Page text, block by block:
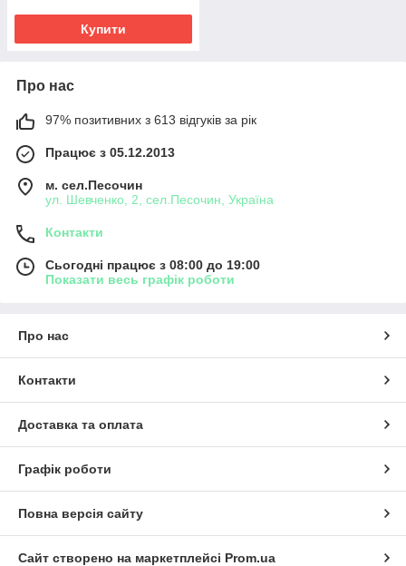
Купити
Про нас
97% позитивних з 613 відгуків за рік
Працює з 05.12.2013
м. сел.Песочин
ул. Шевченко, 2, сел.Песочин, Україна
Контакти
Сьогодні працює з 08:00 до 19:00
Показати весь графік роботи
Про нас
Контакти
Доставка та оплата
Графік роботи
Повна версія сайту
Сайт створено на маркетплейсі Prom.ua